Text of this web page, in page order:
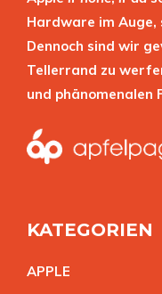
Hardware im Auge,
Dennoch sind wir
Tellerrand zu
und phänomenalen
KATEGORIEN
APPLE